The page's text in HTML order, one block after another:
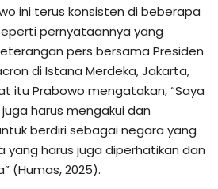
ini terus konsisten di beberapa
pernyataannya yang
pers bersama Presiden
di Istana Merdeka, Jakarta,
itu Prabowo mengatakan, “Saya
harus mengakui dan
berdiri sebagai negara yang
yang harus juga diperhatikan dan
(Humas, 2025).